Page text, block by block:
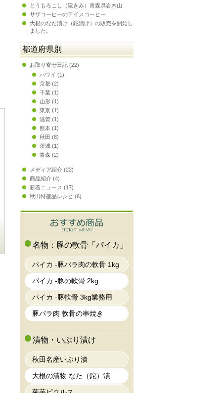
とうもろこし（嶽きみ）青森県岩木山
サザコーヒーのアイスコーヒー
大根のなた漬け（鉈漬け）の販売を開始し
ました。
都道府県別
お取り寄せ日記 (22)
ハワイ (1)
京都 (2)
千葉 (1)
山形 (1)
東京 (1)
滋賀 (1)
熊本 (1)
秋田 (8)
茨城 (1)
青森 (2)
メディア紹介 (22)
商品紹介 (4)
新着ニュース (17)
秋田特産品レシピ (6)
名物：豚の軟骨「パイカ」
パイカ -豚バラ肉の軟骨 1kg
パイカ -豚の軟骨 2kg
パイカ -豚軟骨 3kg業務用
豚バラ肉 軟骨の串焼き
漬物・いぶり漬け
秋田名産いぶり漬
大根の漬物 なた（鉈）漬